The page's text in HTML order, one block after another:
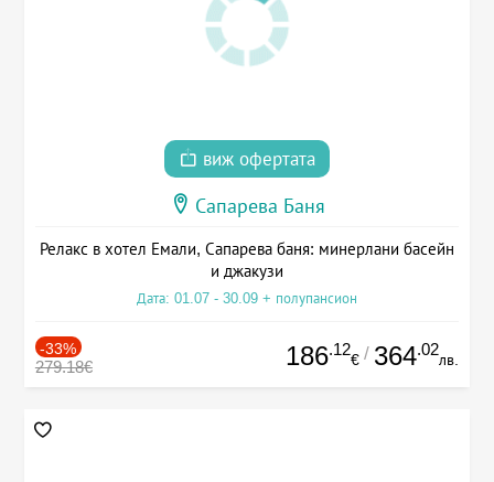
виж офертата
Сапарева Баня
Релакс в хотел Емали, Сапарева баня: минерлани басейн
и джакузи
Дата: 01.07 - 30.09 + полупансион
-33%
279.18€ 186.12
€ / 364.02
лв.